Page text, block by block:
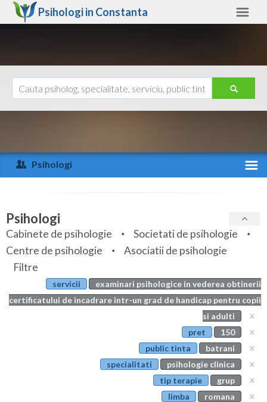
Psihologi in Constanta
Arad
Arges
Bihor
Bistrita-Nasaud
Botosani
Braila
Ajutor
Psihologi
Specialitati
Servicii
Articole
Evenimente
Psihologi
Cabinete de psihologie
Societati de psihologie
Centre de psihologie
Asociatii de psihologie
Filtre
servicii
examinari psihologice in vederea obtinerii
certificatului de incadrare intr-un grad de handicap pentru copii
si adulti
pret
150
public tinta
batrani
specialitati
psihologie clinica
tip terapie
grup
limba
romana